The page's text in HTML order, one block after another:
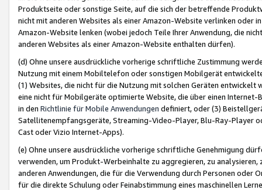
Produktseite oder sonstige Seite, auf die sich der betreffende
nicht mit anderen Websites als einer Amazon-Website verlinken oder
Amazon-Website lenken (wobei jedoch Teile Ihrer Anwendung, die
anderen Websites als einer Amazon-Website enthalten dürfen).
(d) Ohne unsere ausdrückliche vorherige schriftliche Zustimmung
Nutzung mit einem Mobiltelefon oder sonstigen Mobilgerät
(1) Websites, die nicht für die Nutzung mit solchen Geräten
eine nicht für Mobilgeräte optimierte Website, die über einen
in den Richtlinie für Mobile Anwendungen definiert, oder (3)
Satellitenempfangsgeräte, Streaming-Video-Player, Blu-Ray-Player
Cast oder Vizio Internet-Apps).
(e) Ohne unsere ausdrückliche vorherige schriftliche Genehmigung
verwenden, um Produkt-Werbeinhalte zu aggregieren, zu
anderen Anwendungen, die für die Verwendung durch Personen
für die direkte Schulung oder Feinabstimmung eines maschinellen